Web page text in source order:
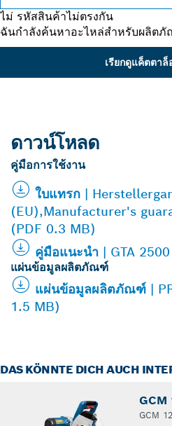
ไม่ รหัสสินค้าไม่ตรงกัน
ฉันกำลังค้นหาอะไหล่สำหรับผลิต
เรียกดูแค็ตตาล็
ดาวน์โหลด
คู่มือการใช้งาน
ใบแทรก |
(EU),Manufacturer's
(PDF 0.3 MB)
คู่มือแนะนำ | GTA
แผ่นข้อมูลผลิตภัณฑ์
แผ่นข้อมูลผลิตภัณฑ์ |
1.5 MB)
DAS KÖNNTE DICH AUCH
GCM
GCM